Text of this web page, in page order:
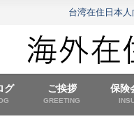
台湾在住日本
グ ご挨拶
GREETING
保険